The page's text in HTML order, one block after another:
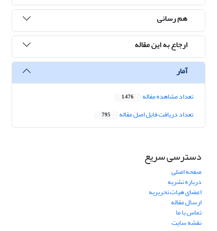
هم رسانی
ارجاع به این مقاله
آمار
تعداد مشاهده مقاله 1,476
تعداد دریافت فایل اصل مقاله 795
دسترسی سریع
صفحه اصلی
درباره نشریه
اعضای هیات تحریریه
ارسال مقاله
تماس با ما
نقشه سایت